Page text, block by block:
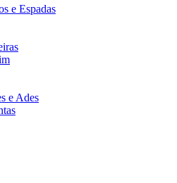
e Espadas
e Ades